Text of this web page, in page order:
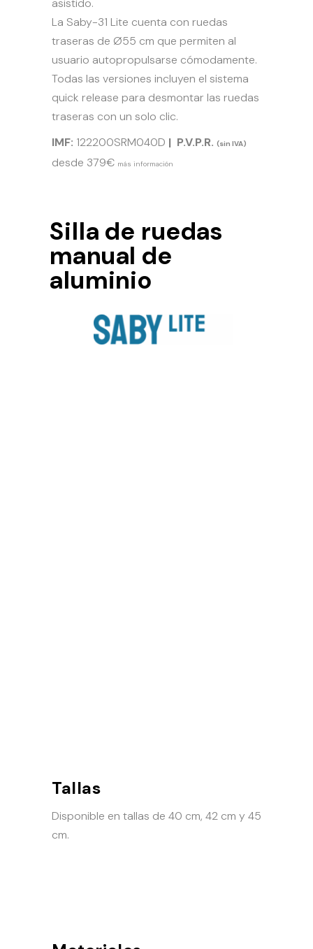
asistido.
La Saby-31 Lite cuenta con ruedas
traseras de Ø55 cm que permiten al
usuario autopropulsarse cómodamente.
Todas las versiones incluyen el sistema
quick release para desmontar las ruedas
traseras con un solo clic.
IMF: 122200SRM040D | P.V.P.R. (sin IVA)
desde 379€ más información
Silla de ruedas
manual de
aluminio
Tallas
Disponible en tallas de 40 cm, 42 cm y 45
cm.